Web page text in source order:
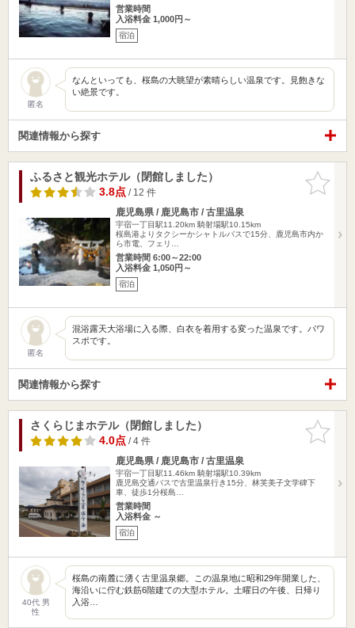
営業時間
入浴料金 1,000円～
宿泊
匿名
なんといっても、桜島の大眺望が素晴らしい温泉です。見飽きな
い絶景です。
関連情報から探す
お気に入
りに追加
ふるさと観光ホテル（閉館しました）
3.8点/ 12 件
鹿児島県 / 鹿児島市 / 古里温泉
宇宿一丁目駅11.20km 騎射場駅10.15km
桜島港よりタクシーかシャトルバスで15分、鹿児島市内か
ら市電、フェリ…
営業時間 6:00～22:00
入浴料金 1,050円～
宿泊
匿名
混浴露天大浴場に入る際、白衣を着用する変った温泉です。パワ
スポです。
関連情報から探す
お気に入
りに追加
さくらじまホテル（閉館しました）
4.0点/ 4 件
鹿児島県 / 鹿児島市 / 古里温泉
宇宿一丁目駅11.46km 騎射場駅10.39km
鹿児島交通バスで古里温泉行き15分、林芙美子文学碑下
車、徒歩1分桜島…
営業時間
入浴料金 ～
宿泊
40代 男
性
桜島の南麓に湧く古里温泉郷。この温泉地に昭和29年開業した、
海沿いに佇む鉄筋6階建ての大型ホテル。土曜日の午後、日帰り
入浴…